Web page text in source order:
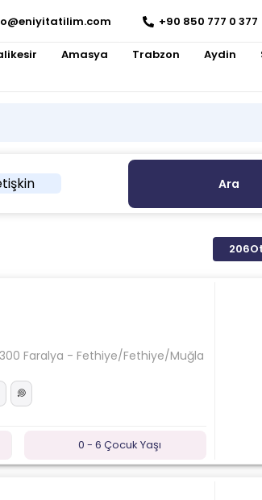
+90 850 777 0 377
Amasya Trabzon Aydin
Ara
206
Faralya - Fethiye/Fethiye/Muğla
0 - 6 Çocuk Yaşı